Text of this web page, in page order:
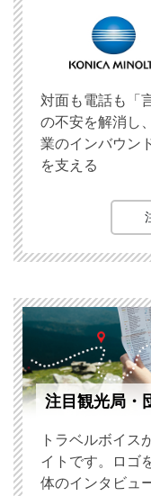
対面も電話も「
の不安を解消し
業のインバウン
を支える
注目観光局・
トラベルボイス
イトです。ロゴ
体のインタビュ